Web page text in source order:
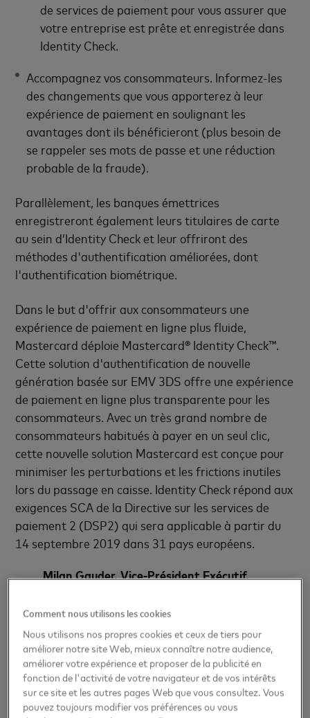
de services de paiement pour vous assurer que
votre entreprise est prête et enregistrée dans
Identity Check.
Accompagnez vos consommateurs. Informez-les
des changements que vous apporterez à leur
expérience de paiement en soulignant les
avantages dont ils bénéficieront (plus besoin de
se rappeler ses mots de passe et une réduction
probable de la fraude).
Parallèlement, les banques émettrices
enregistreront également leurs titulaires de carte
au sein d’Identity Check et leur offriront des
méthodes d'authentification améliorées, dont
l'authentification biométrique.
Dans le but d'offrir aux consommateurs une
expérience de paiement en ligne plus fluide,
Mastercard déploie Mastercard® Identity Check™.
Cette solution d'authentification de nouvelle
génération basée sur EMV 3DS offre une expérience
de paiement en ligne plus transparente pour les
consommateurs. Avec un très grand nombre de
consommateurs habitués à payer en un seul clic,
cette nouvelle solution Mastercard est conçue pour
minimiser les perturbations et les frictions inutiles
lors du passage en caisse. Identity Check répond aux
exigences SCA de la Directive sur les services de
paiement 2 (DSP2) qui sera applicable à partir du
14 septembre 2019 dans 31 pays européens.
Milan Gauder, Vice-Président Exécutif,
"Le e-commerce continue de surpasser les
achats physiques et, bien qu'il soit
extrêmement positif pour les
commerçants en ligne, il exerce également
une pression sur eux pour s'assurer que les
transactions numériques soient sécurisées
Comment nous utilisons les cookies
Nous utilisons nos propres cookies et ceux de tiers pour
améliorer notre site Web, mieux connaître notre audience,
améliorer votre expérience et proposer de la publicité en
fonction de l'activité de votre navigateur et de vos intérêts
sur ce site et les autres pages Web que vous consultez. Vous
pouvez toujours modifier vos préférences ou vous